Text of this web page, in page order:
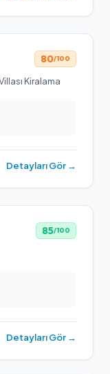
80/100
Kiralama
Detayları Gör →
85/100
Detayları Gör →